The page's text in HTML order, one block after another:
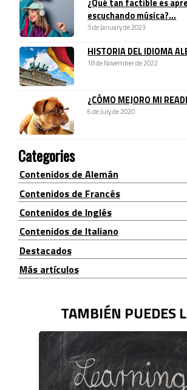
¿Qué tan factible es
escuchando música?...
3 de January de 2023
HISTORIA DEL IDIOMA
18 de November de 2022
¿CÓMO MEJORO MI
6 de July de 2020
Categories
Contenidos de Alemán
Contenidos de Francés
Contenidos de Inglés
Contenidos de Italiano
Destacados
Más artículos
TAMBIÉN PUEDES